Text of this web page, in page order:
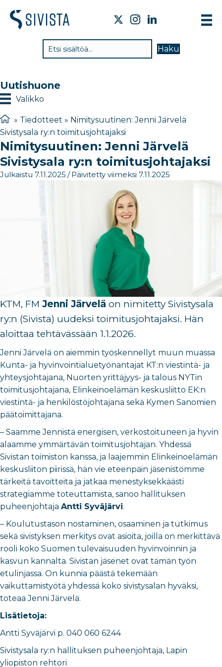
Haku
Uutishuone
Valikko
» Tiedotteet » Nimitysuutinen: Jenni Järvelä
Sivistysala ry:n toimitusjohtajaksi
Nimitysuutinen: Jenni Järvelä
Sivistysala ry:n toimitusjohtajaksi
Julkaistu 7.11.2025 / Päivitetty viimeksi 7.11.2025
KTM, FM Jenni Järvelä on nimitetty Sivistysala
ry:n (Sivista) uudeksi toimitusjohtajaksi. Hän
aloittaa tehtävässään 1.1.2026.
Jenni Järvelä on aiemmin työskennellyt muun muassa
Kunta- ja hyvinvointialuetyönantajat KT:n viestintä- ja
yhteysjohtajana, Nuorten yrittäjyys- ja talous NYTin
toimitusjohtajana, Elinkeinoelämän keskusliitto EK:n
viestintä- ja henkilöstöjohtajana sekä Kymen Sanomien
päätoimittajana.
– Saamme Jennistä energisen, verkostoituneen ja hyvin
alaamme ymmärtävän toimitusjohtajan. Yhdessä
Sivistan toimiston kanssa, ja laajemmin Elinkeinoelämän
keskusliiton piirissä, hän vie eteenpäin jäsenistömme
tärkeitä tavoitteita ja jatkaa menestyksekkäästi
strategiamme toteuttamista, sanoo hallituksen
puheenjohtaja Antti Syväjärvi.
– Koulutustason nostaminen, osaaminen ja tutkimus
sekä sivistyksen merkitys ovat asioita, joilla on merkittävä
rooli koko Suomen tulevaisuuden hyvinvoinnin ja
kasvun kannalta. Sivistan jäsenet ovat tämän työn
etulinjassa. On kunnia päästä tekemään
vaikuttamistyötä yhdessä koko sivistysalan hyväksi,
toteaa Jenni Järvelä.
Lisätietoja:
Antti Syväjärvi p. 040 060 6244
Sivistysala ry:n hallituksen puheenjohtaja, Lapin
yliopiston rehtori